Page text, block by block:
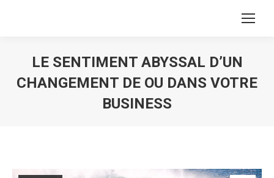
LE SENTIMENT ABYSSAL D’UN
CHANGEMENT DE OU DANS VOTRE
BUSINESS